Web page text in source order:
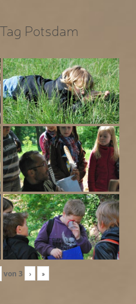
Potsdam
von 3 › »